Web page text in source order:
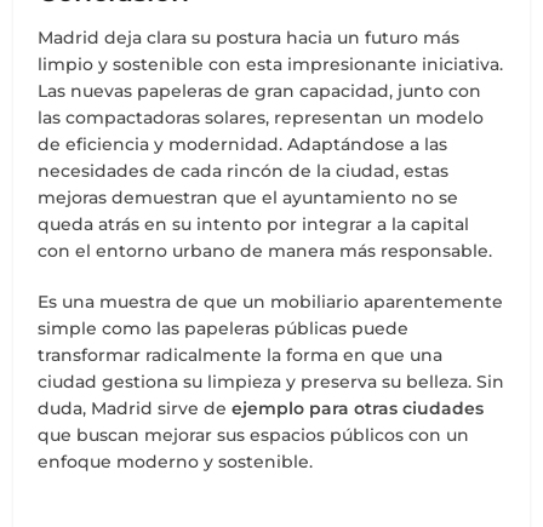
Madrid deja clara su postura hacia un futuro más
limpio y sostenible con esta impresionante iniciativa.
Las nuevas papeleras de gran capacidad, junto con
las compactadoras solares, representan un modelo
de eficiencia y modernidad. Adaptándose a las
necesidades de cada rincón de la ciudad, estas
mejoras demuestran que el ayuntamiento no se
queda atrás en su intento por integrar a la capital
con el entorno urbano de manera más responsable.
Es una muestra de que un mobiliario aparentemente
simple como las papeleras públicas puede
transformar radicalmente la forma en que una
ciudad gestiona su limpieza y preserva su belleza. Sin
duda, Madrid sirve deejemplo para otras ciudades
que buscan mejorar sus espacios públicos con un
enfoque moderno y sostenible.